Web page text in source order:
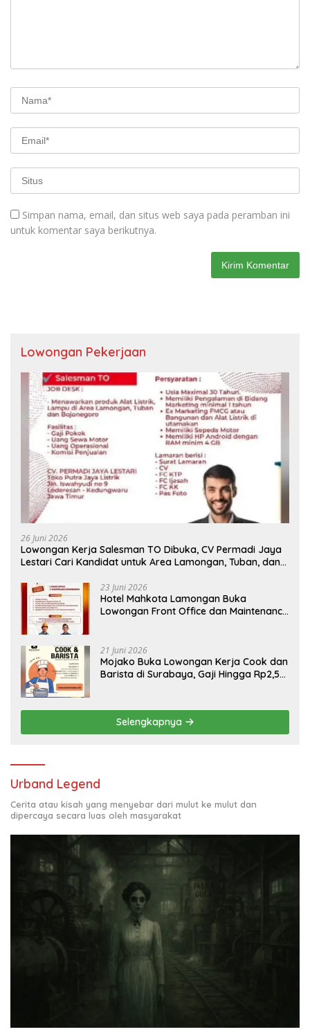
Simpan nama, email, dan situs web saya pada peramban ini
untuk komentar saya berikutnya.
Lowongan Pekerjaan
26 Juni 2026
Lowongan Kerja Salesman TO Dibuka, CV Permadi Jaya
Lestari Cari Kandidat untuk Area Lamongan, Tuban, dan
23 Juni 2026
Hotel Mahkota Lamongan Buka
Lowongan Front Office dan Maintenance
21 Juni 2026
Mojako Buka Lowongan Kerja Cook dan
Barista di Surabaya, Gaji Hingga Rp2,5
Selengkapnya
Urband Legend
Cerita atau kisah yang menyebar dari mulut ke mulut dan
dipercaya secara luas oleh masyarakat